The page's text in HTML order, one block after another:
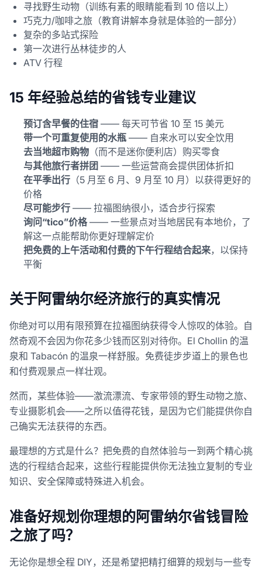
寻找野生动物（训练有素的眼睛能看到 10 倍以上）
巧克力/咖啡之旅（教育讲解本身就是体验的一部分）
复杂的多站式探险
第一次进行丛林徒步的人
ATV 行程
15 年经验总结的省钱专业建议
预订含早餐的住宿 —— 每天可节省 10 至 15 美元
带一个可重复使用的水瓶 —— 自来水可以安全饮用
去当地超市购物 （而不是迷你便利店）购买零食
与其他旅行者拼团 —— 一些运营商会提供团体折扣
在平季出行 （5 月至 6 月、9 月至 10 月）以获得更好的
价格
尽可能步行 —— 拉福图纳很小，适合步行探索
询问“tico”价格—— 一些景点对当地居民有本地价，了
解这一点能帮助你更好理解定价
把免费的上午活动和付费的下午行程结合起来，以保持
平衡
关于阿雷纳尔经济旅行的真实情况
你绝对可以用有限预算在拉福图纳获得令人惊叹的体验。自
然奇观不会因为你花多少钱而区别对待你。El Chollin 的温
泉和 Tabacón 的温泉一样舒服。免费徒步步道上的景色也
和付费观景点一样壮观。
然而，某些体验——激流漂流、专家带领的野生动物之旅、
专业摄影机会——之所以值得花钱，是因为它们能提供你自
己确实无法获得的东西。
最理想的方式是什么？把免费的自然体验与一到两个精心挑
选的行程结合起来，这些行程能提供你无法独立复制的专业
知识、安全保障或特殊进入机会。
准备好规划你理想的阿雷纳尔省钱冒险
之旅了吗？
无论你是想全程 DIY，还是希望把精打细算的规划与一些专